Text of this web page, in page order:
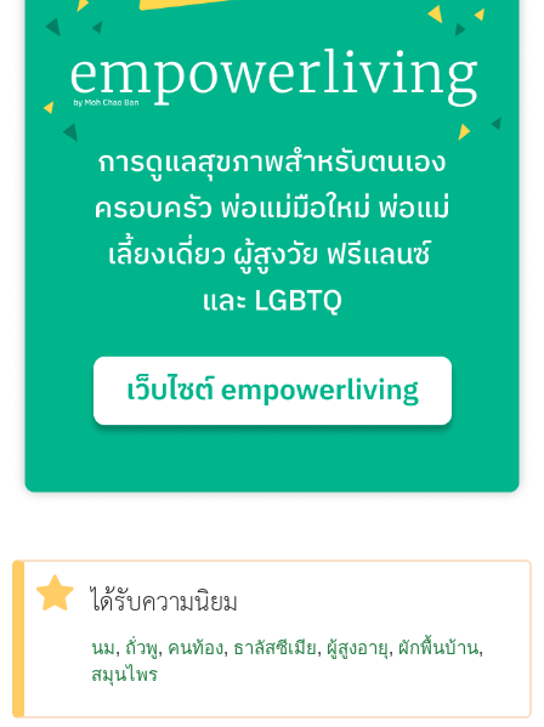
ได้รับความนิยม
นม ถั่วพู คนท้อง ธาลัสซีเมีย ผู้สูงอายุ ผักพื้นบ้าน
สมุนไพร